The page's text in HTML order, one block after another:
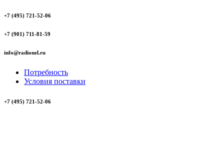
+7 (495) 721-52-06
+7 (901) 711-81-59
info@radionel.ru
Потребность
Условия поставки
+7 (495) 721-52-06